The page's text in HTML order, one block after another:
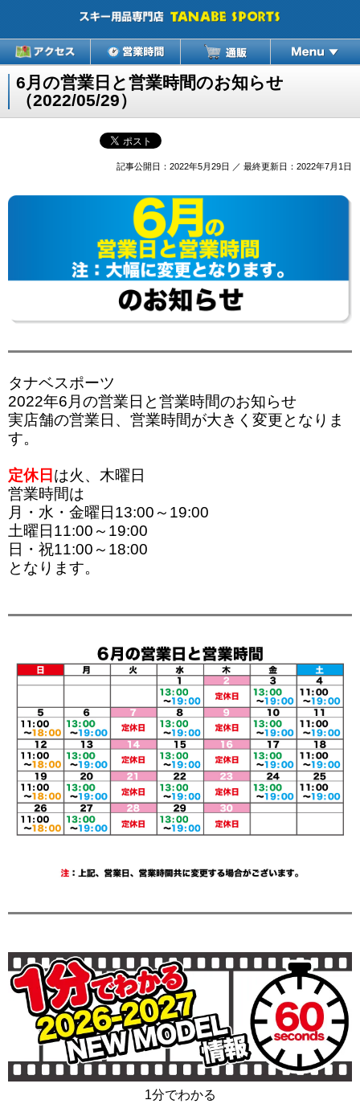
6月の営業日と営業時間のお知らせ
（2022/05/29）
記事公開日：2022年5月29日 ／ 最終更新日：2022年7月1日
タナベスポーツ
2022年6月の営業日と営業時間のお知らせ
実店舗の営業日、営業時間が大きく変更となりま
す。
定休日 は火、木曜日
営業時間は
月・水・金曜日13:00～19:00
土曜日11:00～19:00
日・祝11:00～18:00
となります。
1分でわかる